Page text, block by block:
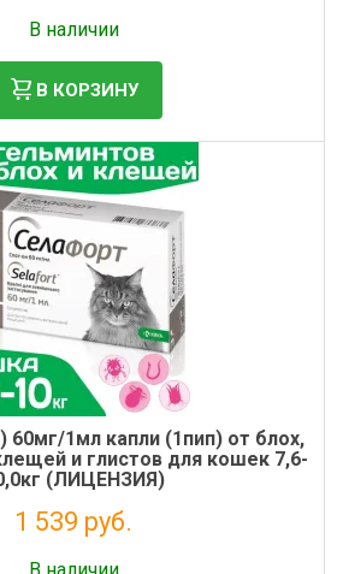
В наличии
В КОРЗИНУ
60мг/1мл капли (1пип) от блох,
и глистов для кошек 7,6-
(ЛИЦЕНЗИЯ)
1 539 руб.